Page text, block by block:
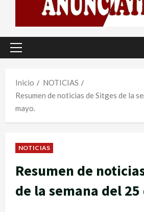
Menú
Inicio
NOTICIAS
Resumen de noticias de Sitges de la
mayo.
NOTICIAS
Resumen de
de la semana del